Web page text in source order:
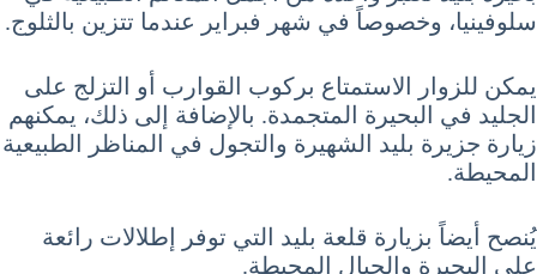
سلوفينيا، وخصوصاً في شهر فبراير عندما تتزين بالثلوج.
يمكن للزوار الاستمتاع بركوب القوارب أو التزلج على
الجليد في البحيرة المتجمدة. بالإضافة إلى ذلك، يمكنهم
زيارة جزيرة بليد الشهيرة والتجول في المناظر الطبيعية
المحيطة.
يُنصح أيضاً بزيارة قلعة بليد التي توفر إطلالات رائعة
على البحيرة والجبال المحيطة.